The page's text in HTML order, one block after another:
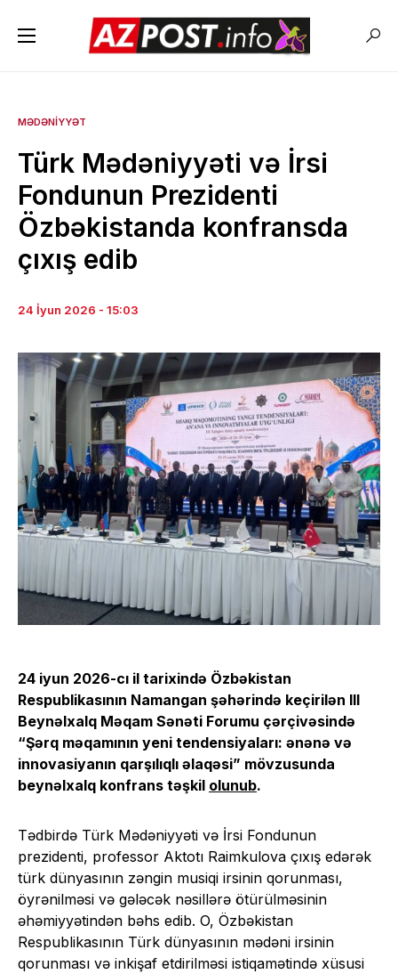
MƏDƏNIYYƏT
Türk Mədəniyyəti və İrsi
Fondunun Prezidenti
Özbəkistanda konfransda
çıxış edib
24 İyun 2026 - 15:03
24 iyun 2026-cı il tarixində Özbəkistan
Respublikasının Namangan şəhərində keçirilən III
Beynəlxalq Məqam Sənəti Forumu çərçivəsində
“Şərq məqamının yeni tendensiyaları: ənənə və
innovasiyanın qarşılıqlı əlaqəsi” mövzusunda
beynəlxalq konfrans təşkil olunub.
Tədbirdə Türk Mədəniyyəti və İrsi Fondunun
prezidenti, professor Aktotı Raimkulova çıxış edərək
türk dünyasının zəngin musiqi irsinin qorunması,
öyrənilməsi və gələcək nəsillərə ötürülməsinin
əhəmiyyətindən bəhs edib. O, Özbəkistan
Respublikasının Türk dünyasının mədəni irsinin
qorunması və inkişaf etdirilməsi istiqamətində xüsusi